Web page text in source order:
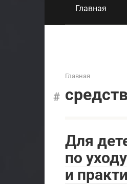
Главная
Главная
Для
по
и